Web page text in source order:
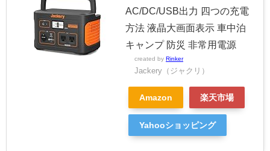
AC/DC/USB出力 四つの充電
方法 液晶大画面表示 車中泊
キャンプ 防災 非常用電源
created by Rinker
Jackery（ジャクリ）
Amazon 楽天市場
Yahooショッピング